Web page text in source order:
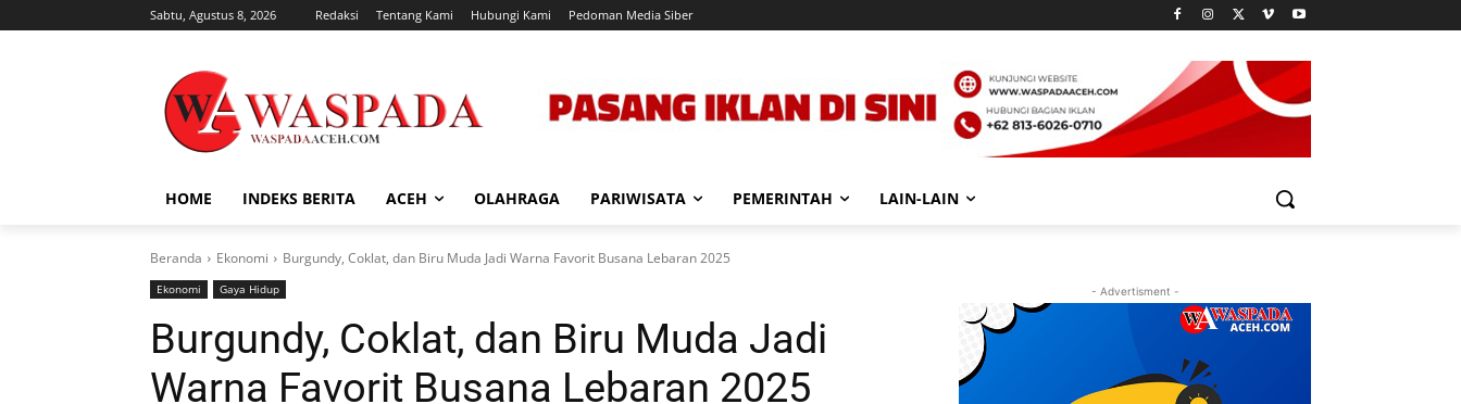
Sabtu, Agustus 8, 2026 Redaksi Tentang Kami Hubungi Kami Pedoman Media Siber
HOME INDEKS BERITA ACEH OLAHRAGA PARIWISATA PEMERINTAH LAIN-LAIN
Beranda Ekonomi Burgundy, Coklat, dan Biru Muda Jadi Warna Favorit Busana Lebaran 2025
Ekonomi Gaya Hidup
Burgundy, Coklat, dan Biru Muda Jadi
Warna Favorit Busana Lebaran 2025
- Advertisment -